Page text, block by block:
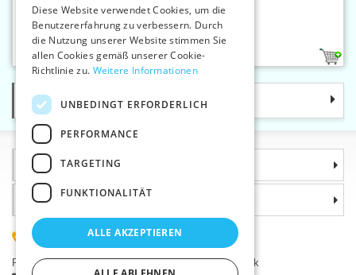
1
BH-Schalen Gr.XL
Kategorie
Informationen
Warum sollten Sie gerade uns wählen?
(+420) 585 051 217
Plzeňská 868, 783 91 Uničov, Tschechische Republik
ENGLISH
Diese Website verwendet Cookies, um die
Benutzererfahrung zu verbessern. Durch
die Nutzung unserer Website stimmen Sie
allen Cookies gemäß unserer Cookie-
Richtlinie zu. Weitere Informationen
UNBEDINGT ERFORDERLICH
PERFORMANCE
TARGETING
FUNKTIONALITÄT
ALLE AKZEPTIEREN